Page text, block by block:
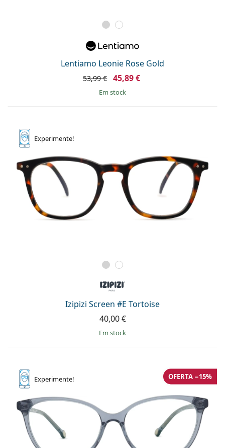
Lentiamo Leonie Rose Gold
53,99 € 45,89 €
em stock
Experimente!
Izipizi Screen #E Tortoise
40,00 €
em stock
Experimente! OFERTA −15%